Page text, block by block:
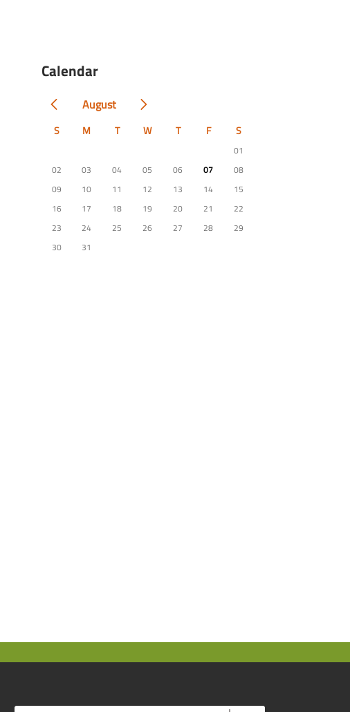
Calendar
August
S M T W T F S
01
02
03 04 05 06 07
08
09
10 11 12 13 14
15
16
17 18 19 20 21
22
23
24 25 26 27 28
29
30
31